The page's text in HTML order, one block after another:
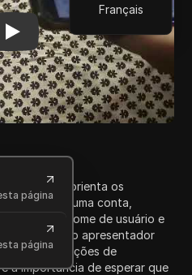
Français
página
página
orienta os
login em uma conta,
inserir seu nome de usuário e
fazer login, o apresentador
solicitações de
a importância de esperar que